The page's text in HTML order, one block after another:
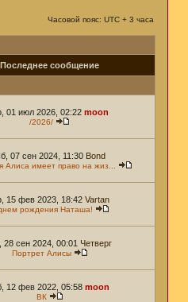
Часовой пояс: UTC + 3 часа
Последнее сообщение
01 июл 2026, 02:22 moon
/2026/
07 сен 2024, 11:30 Bond
Алиса имеет право на жиз...
15 фев 2023, 18:42 Vartan
рождения Наташа!
28 сен 2024, 00:01 Четверг
Портрет Алисы
12 фев 2022, 05:58 moon
ВК